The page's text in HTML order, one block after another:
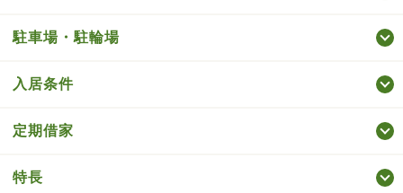
駐車場・駐輪場
入居条件
定期借家
特長